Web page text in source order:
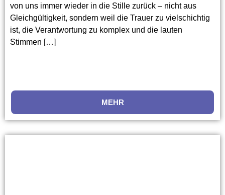
von uns immer wieder in die Stille zurück – nicht aus
Gleichgültigkeit, sondern weil die Trauer zu vielschichtig
ist, die Verantwortung zu komplex und die lauten
Stimmen […]
MEHR